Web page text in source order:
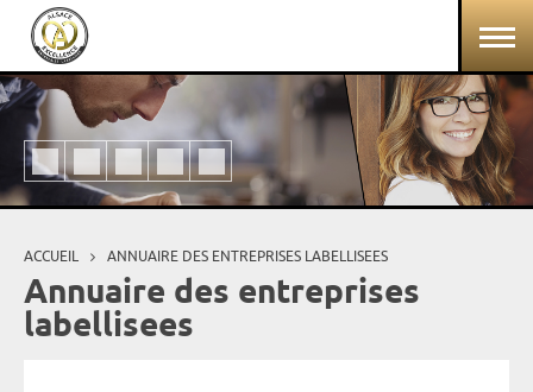
Aller au contenu principal
Vous êtes ici
ACCUEIL ANNUAIRE DES ENTREPRISES LABELLISEES
Annuaire des entreprises
labellisees
Panneau de gestion des cookies